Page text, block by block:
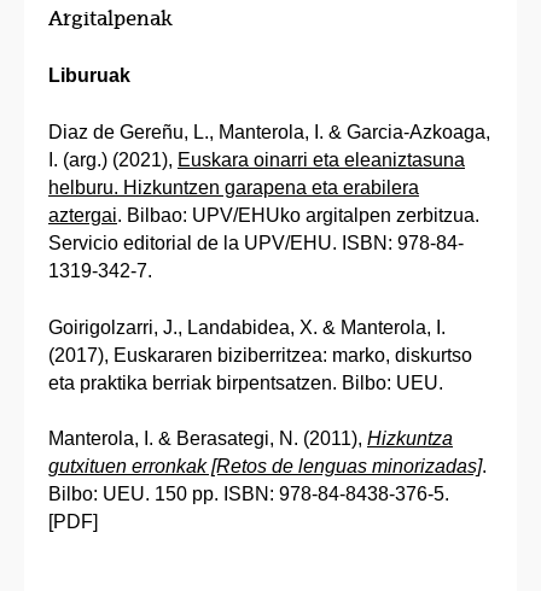
Argitalpenak
Liburuak
Diaz de Gereñu, L., Manterola, I. & Garcia-Azkoaga,
I. (arg.) (2021), Euskara oinarri eta eleaniztasuna
helburu. Hizkuntzen garapena eta erabilera
aztergai. Bilbao: UPV/EHUko argitalpen zerbitzua.
Servicio editorial de la UPV/EHU. ISBN: 978-84-
1319-342-7.
Goirigolzarri, J., Landabidea, X. & Manterola, I.
(2017), Euskararen biziberritzea: marko, diskurtso
eta praktika berriak birpentsatzen. Bilbo: UEU.
Manterola, I. & Berasategi, N. (2011), Hizkuntza
gutxituen erronkak [Retos de lenguas minorizadas].
Bilbo: UEU. 150 pp. ISBN: 978-84-8438-376-5.
[PDF]